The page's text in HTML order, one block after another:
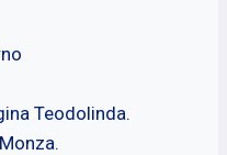
Teodolinda.